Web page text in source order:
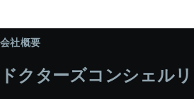
会社概要
ドクターズコンシェル